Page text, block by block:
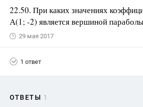
22.50. При каких значениях
А(1; -2) является вершиной
29 мая 2017
1 ответ
ОТВЕТЫ 1